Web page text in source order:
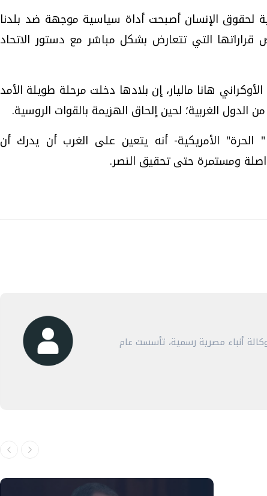
لحقوق الإنسان أصبحت أداة سياسية موجهة ضد بلدنا
التي تتعارض بشكل مباشر مع دستور الاتحاد
هانا ماليار، إن بلادها دخلت مرحلة طويلة الأمد
الغربية؛ لحين إلحاق الهزيمة بالقوات الروسية.
الأمريكية- أنه يتعين على الغرب أن يدرك أن
ومستمرة حتى تحقيق النصر.
أنباء مصرية رسمية، تأسست عام